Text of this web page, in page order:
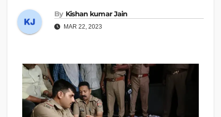
By Kishan kumar Jain
MAR 22, 2023